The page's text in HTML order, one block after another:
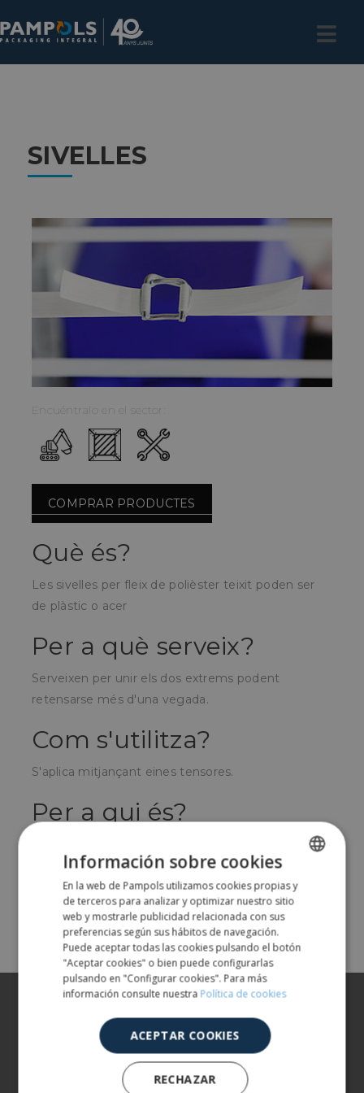
SIVELLES
Encuéntralo en el sector:
COMPRAR PRODUCTES
Què és?
Les sivelles per fleix de polièster teixit poden ser
de plàstic o acer
Per a què serveix?
Serveixen per unir els dos extrems podent
retensarse més d'una vegada.
Com s'utilitza?
S'aplica mitjançant eines tensores.
Per a qui és?
Per a empreses que utilitzin fleix de polièster teixit
per fixar les seves càrregues.
Share
Sobre nosaltres
Els nostres productes
Més informació
SPANISH
ENGLISH
Información sobre cookies
En la web de Pampols utilizamos cookies propias y
de terceros para analizar y optimizar nuestro sitio
web y mostrarle publicidad relacionada con sus
preferencias según sus hábitos de navegación.
Puede aceptar todas las cookies pulsando el botón
"Aceptar cookies" o bien puede configurarlas
pulsando en "Configurar cookies". Para más
información consulte nuestra Política de cookies
ACEPTAR COOKIES
RECHAZAR